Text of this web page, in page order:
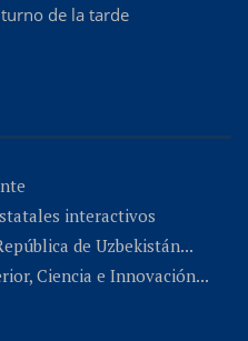
de la tarde
interactivos
de Uzbekistán...
Ciencia e Innovación...